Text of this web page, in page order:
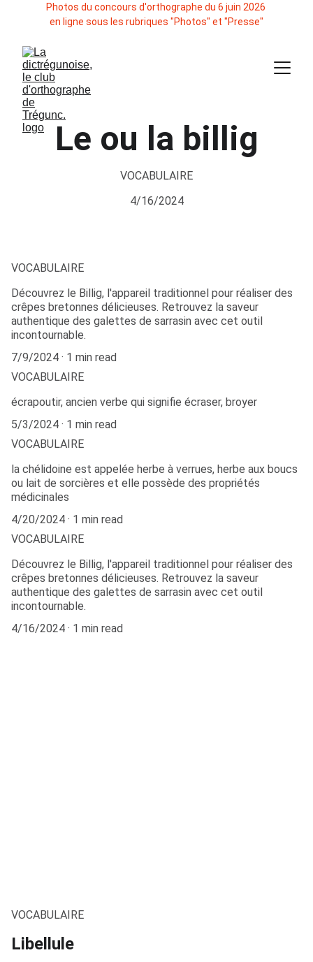
Photos du concours d'orthographe du 6 juin 2026
en ligne sous les rubriques "Photos" et "Presse"
Le ou la billig
VOCABULAIRE
4/16/2024
VOCABULAIRE
Découvrez le Billig, l'appareil traditionnel pour réaliser des
crêpes bretonnes délicieuses. Retrouvez la saveur
authentique des galettes de sarrasin avec cet outil
incontournable.
7/9/2024
1 min read
VOCABULAIRE
écrapoutir, ancien verbe qui signifie écraser, broyer
5/3/2024
1 min read
VOCABULAIRE
la chélidoine est appelée herbe à verrues, herbe aux boucs
ou lait de sorcières et elle possède des propriétés
médicinales
4/20/2024
1 min read
VOCABULAIRE
Découvrez le Billig, l'appareil traditionnel pour réaliser des
crêpes bretonnes délicieuses. Retrouvez la saveur
authentique des galettes de sarrasin avec cet outil
incontournable.
4/16/2024
1 min read
VOCABULAIRE
Libellule